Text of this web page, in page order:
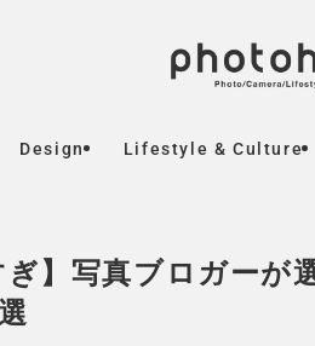
Design Lifestyle & Culture
ぎ】写真ブロガーが